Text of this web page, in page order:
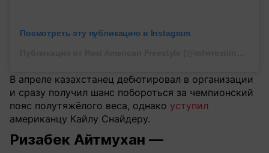
Посмотреть эту публикацию в Instagram
В апреле казахстанец дебютировал в организации
и сразу получил шанс побороться за чемпионский
пояс полутяжёлого веса, однако уступил
американцу Кайлу Снайдеру.
Ризабек Айтмухан —